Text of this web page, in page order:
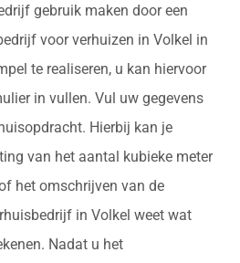
gebruik maken door een
voor verhuizen in Volkel in
te realiseren, u kan hiervoor
in vullen. Vul uw gegevens
Hierbij kan je
van het aantal kubieke meter
het omschrijven van de
in Volkel weet wat
Nadat u het